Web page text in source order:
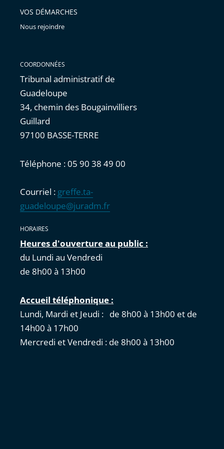
VOS DÉMARCHES
Nous rejoindre
COORDONNÉES
Tribunal administratif de
Guadeloupe
34, chemin des Bougainvilliers
Guillard
97100 BASSE-TERRE
Téléphone : 05 90 38 49 00
Courriel : greffe.ta-
guadeloupe@juradm.fr
HORAIRES
Heures d'ouverture au public :
du Lundi au Vendredi
de 8h00 à 13h00
Accueil téléphonique :
Lundi, Mardi et Jeudi : de 8h00 à 13h00 et de
14h00 à 17h00
Mercredi et Vendredi : de 8h00 à 13h00